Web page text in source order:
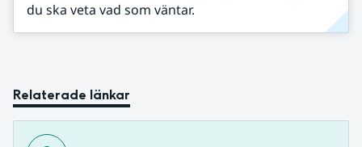
du ska veta vad som väntar.
Relaterade länkar